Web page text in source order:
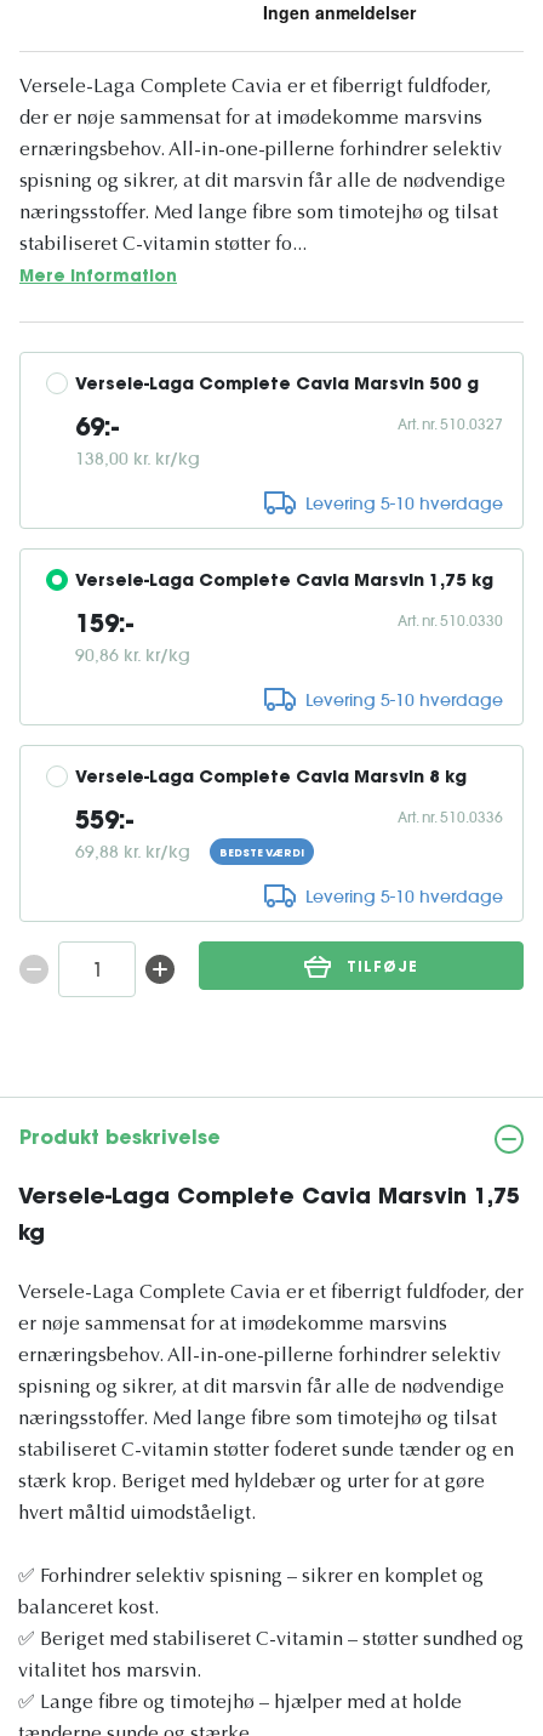
Versele-Laga Complete Cavia er et fiberrigt fuldfoder,
der er nøje sammensat for at imødekomme marsvins
ernæringsbehov. All-in-one-pillerne forhindrer selektiv
spisning og sikrer, at dit marsvin får alle de nødvendige
næringsstoffer. Med lange fibre som timotejhø og tilsat
stabiliseret C-vitamin støtter fo...
Mere information
Versele-Laga Complete Cavia Marsvin 500 g
69:-
138,00 kr. kr/kg
Art. nr. 510.0327
Levering 5-10 hverdage
Versele-Laga Complete Cavia Marsvin 1,75 kg
159:-
90,86 kr. kr/kg
Art. nr. 510.0330
Levering 5-10 hverdage
Versele-Laga Complete Cavia Marsvin 8 kg
559:-
69,88 kr. kr/kg BEDSTE VÆRDI
Art. nr. 510.0336
Levering 5-10 hverdage
TILFØJE
Produkt beskrivelse
Versele-Laga Complete Cavia Marsvin 1,75
kg
Versele-Laga Complete Cavia er et fiberrigt fuldfoder, der
er nøje sammensat for at imødekomme marsvins
ernæringsbehov. All-in-one-pillerne forhindrer selektiv
spisning og sikrer, at dit marsvin får alle de nødvendige
næringsstoffer. Med lange fibre som timotejhø og tilsat
stabiliseret C-vitamin støtter foderet sunde tænder og en
stærk krop. Beriget med hyldebær og urter for at gøre
hvert måltid uimodståeligt.
✅ Forhindrer selektiv spisning – sikrer en komplet og
balanceret kost.
✅ Beriget med stabiliseret C-vitamin – støtter sundhed og
vitalitet hos marsvin.
✅ Lange fibre og timotejhø – hjælper med at holde